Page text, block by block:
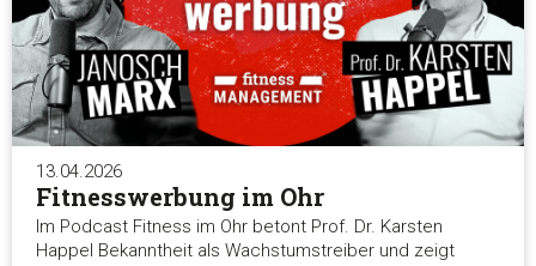
13.04.2026
Fitnesswerbung im Ohr
Im Podcast Fitness im Ohr betont Prof. Dr. Karsten
Happel Bekanntheit als Wachstumstreiber und zeigt